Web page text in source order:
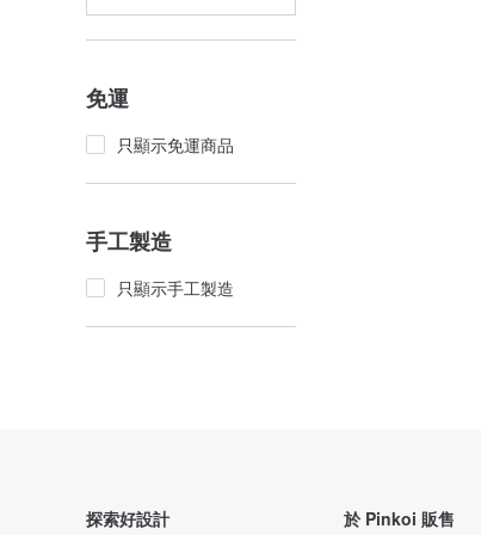
免運
只顯示免運商品
手工製造
只顯示手工製造
探索好設計 於 Pinkoi 販售